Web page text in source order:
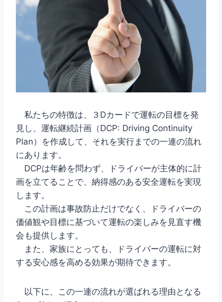
私たちの特徴は、３Dカードで運転の目標を発
見し、運転継続計画（DCP: Driving Continuity
Plan）を作成して、それを実行までの一連の流れ
にあります。
DCPは年齢を問わず、ドライバーが主体的に計
画を立てることで、納得感のある安全運転を実現
します。
この計画は事故防止だけでなく、ドライバーの
価値観や目標に基づいて運転の楽しみを見直す機
会も提供します。
また、家族にとっても、ドライバーの運転に対
する安心感を高める効果が期待できます。
以下に、この一連の流れが選ばれる理由となる